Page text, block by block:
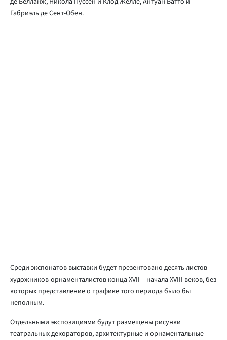
Габриэль де Сент-Обен.
Среди экспонатов выставки будет презентовано десять листов
художников-орнаменталистов конца XVII – начала XVIII веков, без
которых представление о графике того периода было бы
неполным.
Отдельными экспозициями будут размещены рисунки
театральных декораторов, архитектурные и орнаментальные